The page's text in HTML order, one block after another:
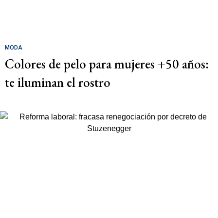
MODA
Colores de pelo para mujeres +50 años:
te iluminan el rostro